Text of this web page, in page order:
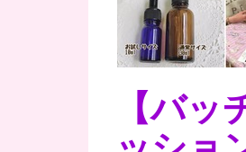
【バ